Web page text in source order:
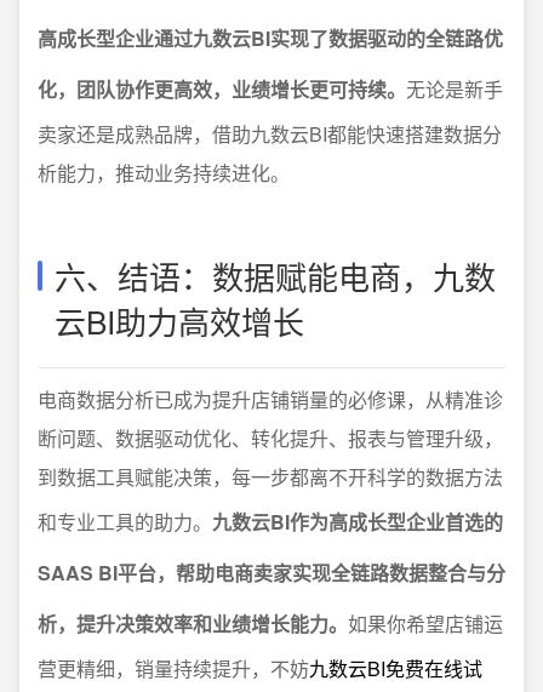
高成长型企业通过九数云BI实现了数据驱动的全链路优
化，团队协作更高效，业绩增长更可持续。 无论是新手
卖家还是成熟品牌，借助九数云BI都能快速搭建数据分
析能力，推动业务持续进化。
六、结语：数据赋能电商，九数
云BI助力高效增长
电商数据分析已成为提升店铺销量的必修课，从精准诊
断问题、数据驱动优化、转化提升、报表与管理升级，
到数据工具赋能决策，每一步都离不开科学的数据方法
和专业工具的助力。 九数云BI作为高成长型企业首选的
SAAS BI平台，帮助电商卖家实现全链路数据整合与分
析，提升决策效率和业绩增长能力。 如果你希望店铺运
营更精细，销量持续提升，不妨九数云BI免费在线试